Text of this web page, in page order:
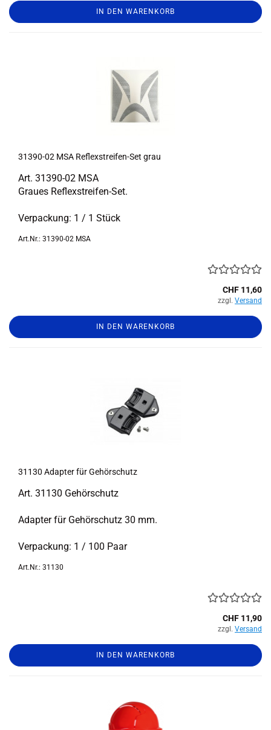
IN DEN WARENKORB
31390-​​02 MSA Reflexstreifen-​​Set grau
Art. 31390-​02 MSA
Grau­es Reflexstreifen-​Set.
Ver­pa­ckung: 1 / 1 Stück
Art.Nr.: 31390-02 MSA
CHF 11,60
zzgl. Versand
IN DEN WARENKORB
31130 Ad­ap­ter für Ge­hör­schutz
Art. 31130 Ge­hör­schutz
Ad­ap­ter für Ge­hör­schutz 30 mm.
Ver­pa­ckung: 1 / 100 Paar
Art.Nr.: 31130
CHF 11,90
zzgl. Versand
IN DEN WARENKORB